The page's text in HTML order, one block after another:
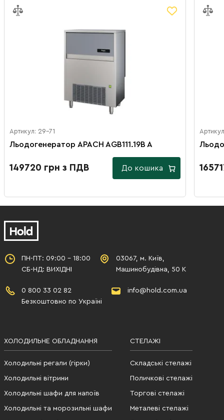
Артикул: 29-71
Льодогенератор APACH AGB111.19B A
149720 грн з ПДВ До кошика
ПН-ПТ: 09:00 - 18:00
СБ-НД: ВИХІДНІ
03067, м. Київ,
Машинобудівна, 50 К
0 800 33 02 82
Безкоштовно по Україні
info@hold.com.ua
ХОЛОДИЛЬНЕ ОБЛАДНАННЯ
Холодильні регали (гірки)
Холодильні вітрини
Холодильні шафи для напоїв
Холодильні та морозильні шафи
СТЕЛАЖІ
Складські стелажі
Поличкові стелажі
Торгові стелажі
Металеві стелажі